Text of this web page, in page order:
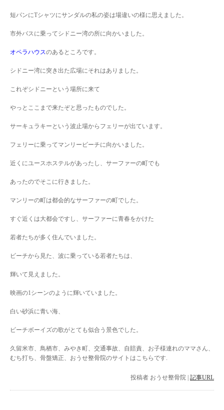
短パンにTシャツにサンダルの私の姿は場違いの様に思えました。
市外バスに乗ってシドニー湾の所に向かいました。
オペラハウスのあるところです。
シドニー湾に突き出た広場にそれはありました。
これぞシドニーという場所に来て
やっとここまで来たぞと思ったものでした。
サーキュラキーという波止場からフェリーが出ています。
フェリーに乗ってマンリービーチに向かいました。
近くにユースホステルがあったし、サーファーの町でも
あったのでそこに行きました。
マンリーの町は都会的なサーファーの町でした。
すぐ近くは大都会ですし、サーファーに青春をかけた
若者たちが多く住んでいました。
ビーチから見た、波に乗っている若者たちは、
輝いて見えました。
映画の1シーンのように輝いていました。
白い砂浜に青い海、
ビーチボーイズの歌がとても似合う景色でした。
久留米市、鳥栖市、みやき町、交通事故、自賠責、お子様連れのママさん、
むち打ち、骨盤矯正、おうせ整骨院のサイトはこちらです.
投稿者 おうせ整骨院 | 記事URL